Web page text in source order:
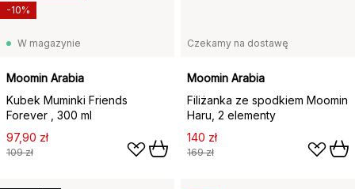
W magazynie
Moomin Arabia
Kubek Muminki Friends
Forever , 300 ml
97,90 zł
109 zł
-10%
Czekamy na dostawę
Moomin Arabia
Filiżanka ze spodkiem Moomin
Haru, 2 elementy
140 zł
169 zł